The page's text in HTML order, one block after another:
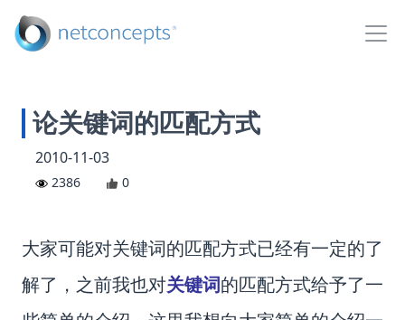
论关键词的匹配方式
2010-11-03
2386 0
大家可能对关键词的匹配方式已经有一定的了
解了，之前我也对关键词的匹配方式给予了一